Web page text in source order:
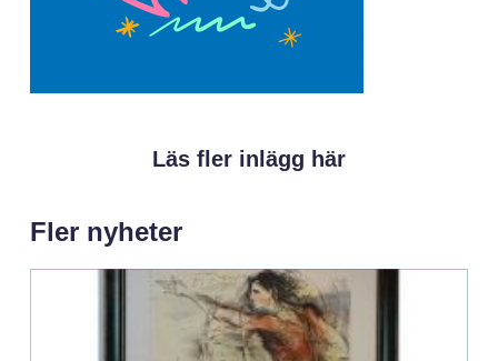
Läs fler inlägg här
Fler nyheter